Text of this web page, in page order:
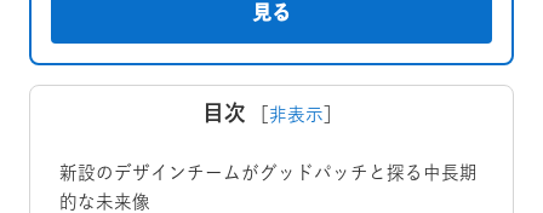
見る
目次 非表示
新設のデザインチームがグッドパッチと探る中長期
的な未来像